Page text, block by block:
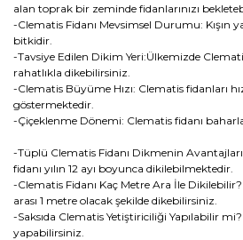
alan toprak bir zeminde fidanlarınızı
-Clematis Fidanı Mevsimsel Durumu: Kışın
bitkidir.
-Tavsiye Edilen Dikim Yeri:Ülkemizde
rahatlıkla dikebilirsiniz.
-Clematis Büyüme Hızı: Clematis fidanları
göstermektedir.
-Çiçeklenme Dönemi: Clematis fidanı
-Tüplü Clematis Fidanı Dikmenin
fidanı yılın 12 ayı boyunca dikilebilmektedir.
-Clematis Fidanı Kaç Metre Ara İle
arası 1 metre olacak şekilde dikebilirsiniz.
-Saksıda Clematis Yetiştiriciliği Yapılabilir
yapabilirsiniz.